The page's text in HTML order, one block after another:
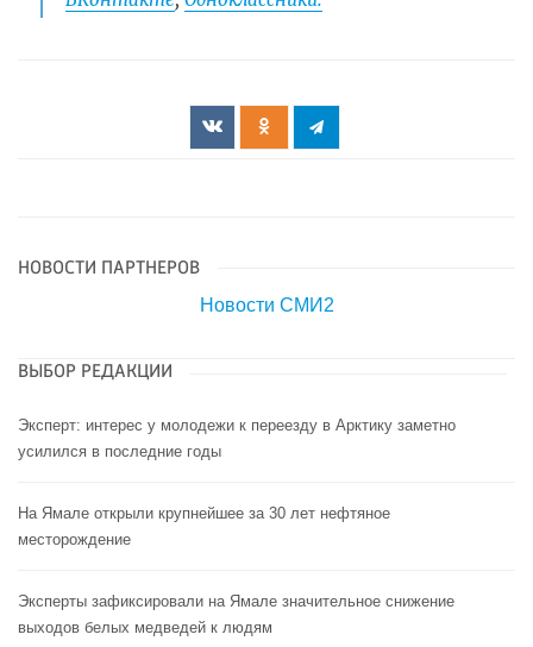
НОВОСТИ ПАРТНЕРОВ
Новости СМИ2
ВЫБОР РЕДАКЦИИ
Эксперт: интерес у молодежи к переезду в Арктику заметно
усилился в последние годы
На Ямале открыли крупнейшее за 30 лет нефтяное
месторождение
Эксперты зафиксировали на Ямале значительное снижение
выходов белых медведей к людям